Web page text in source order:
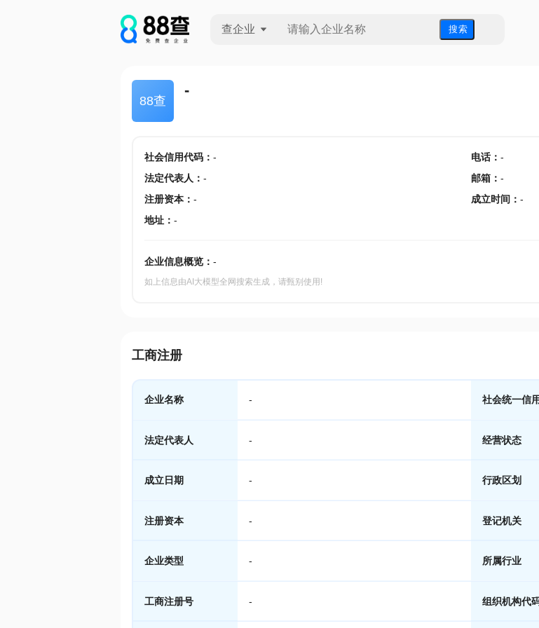
查企业 搜 索
88查
-
社会信用代码： - 电话： -
法定代表人 ： - 邮箱 ： -
注册资本： - 成立时间 ： -
地址： -
企业信息概览： -
如上信息由AI大模型全网搜索生成，请甄别使用!
工商注册
企业名称 - 社会统一信
法定代表人 - 经营状态
成立日期 - 行政区划
注册资本 - 登记机关
企业类型 - 所属行业
工商注册号 - 组织机构代